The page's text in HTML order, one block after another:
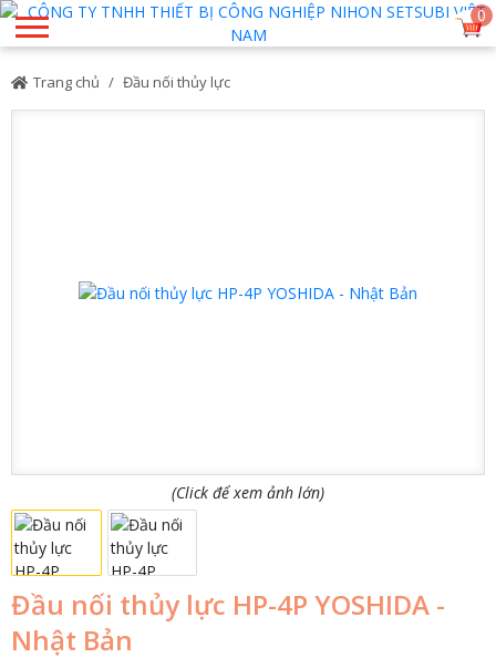
0
Trang chủ Đầu nối thủy lực
(Click để xem ảnh lớn)
Đầu nối thủy lực HP-4P YOSHIDA -
Nhật Bản